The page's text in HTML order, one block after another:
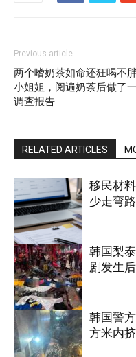
Previous article
两个嗜奶茶如命还狂喝不
小姐姐，阅遍奶茶后做了
调查报告
RELATED ARTICLES
国际
移民材
少走弯路
国际
韩国梨
剧发生
韩国警
方米内